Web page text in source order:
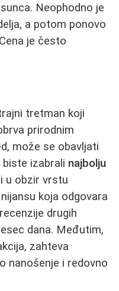
Neophodno je
a potom ponovo
je često
tretman koji
prirodnim
može se obavljati
biste izabrali najbolju
u obzir vrstu
koja odgovara
drugih
dana. Međutim,
zahteva
nanošenje i redovno